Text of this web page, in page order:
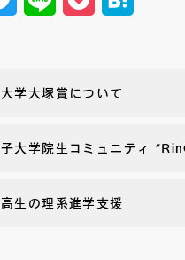
学大塚賞について
大学院生コミュニティ
生の理系進学支援